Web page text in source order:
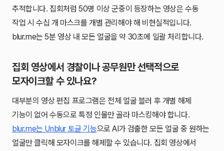
추적합니다. 집회처럼 50명 이상 군중이 등장하는 영상은 수동
작업 시 수십 개 마스크를 개별 관리해야 해 비현실적입니다.
blur.me는 5분 영상 내 모든 얼굴을 약 30초에 일괄 처리합니다.
집회 영상에서 경찰이나 공무원만 선택적으로
모자이크할 수 있나요?
대부분의 영상 편집 프로그램은 전체 얼굴 블러 후 개별 해제
기능이 없어 수동으로 특정 인물만 골라 마스킹해야 합니다.
blur.me는 Unblur 토글 기능으로 AI가 검출한 모든 얼굴 중 원하는
얼굴만 클릭해 모자이크를 해제할 수 있습니다. 집회 영상에서